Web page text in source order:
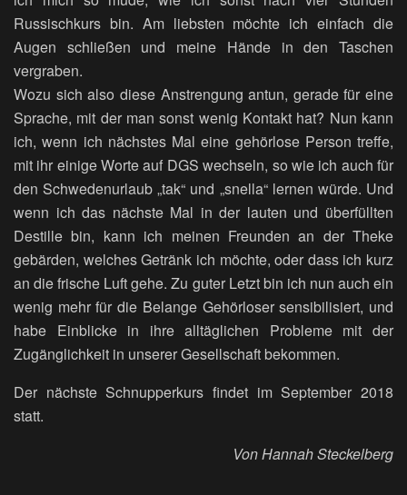
Russischkurs bin. Am liebsten möchte ich einfach die
Augen schließen und meine Hände in den Taschen
vergraben.
Wozu sich also diese Anstrengung antun, gerade für eine
Sprache, mit der man sonst wenig Kontakt hat? Nun kann
ich, wenn ich nächstes Mal eine gehörlose Person treffe,
mit ihr einige Worte auf DGS wechseln, so wie ich auch für
den Schwedenurlaub „tak“ und „snella“ lernen würde. Und
wenn ich das nächste Mal in der lauten und überfüllten
Destille bin, kann ich meinen Freunden an der Theke
gebärden, welches Getränk ich möchte, oder dass ich kurz
an die frische Luft gehe. Zu guter Letzt bin ich nun auch ein
wenig mehr für die Belange Gehörloser sensibilisiert, und
habe Einblicke in ihre alltäglichen Probleme mit der
Zugänglichkeit in unserer Gesellschaft bekommen.
Der nächste Schnupperkurs findet im September 2018
statt.
Von Hannah Steckelberg